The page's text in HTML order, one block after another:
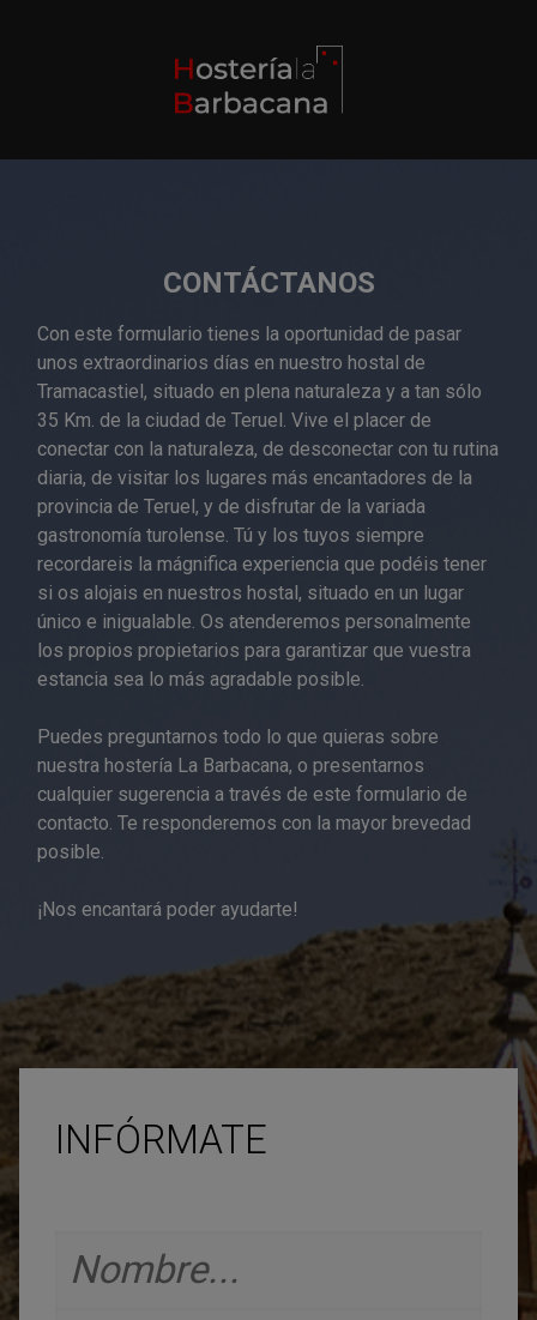
CONTÁCTANOS
Con este formulario tienes la oportunidad de pasar
unos extraordinarios días en nuestro hostal de
Tramacastiel, situado en plena naturaleza y a tan sólo
35 Km. de la ciudad de Teruel. Vive el placer de
conectar con la naturaleza, de desconectar con tu rutina
diaria, de visitar los lugares más encantadores de la
provincia de Teruel, y de disfrutar de la variada
gastronomía turolense. Tú y los tuyos siempre
recordareis la mágnifica experiencia que podéis tener
si os alojais en nuestros hostal, situado en un lugar
único e inigualable. Os atenderemos personalmente
los propios propietarios para garantizar que vuestra
estancia sea lo más agradable posible.
Puedes preguntarnos todo lo que quieras sobre
nuestra hostería La Barbacana, o presentarnos
cualquier sugerencia a través de este formulario de
contacto. Te responderemos con la mayor brevedad
posible.
¡Nos encantará poder ayudarte!
INFÓRMATE